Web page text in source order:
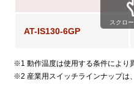
AT-IS130-6GP
スクロ
※1 動作温度は使用する条件により
※2 産業用スイッチラインナップは